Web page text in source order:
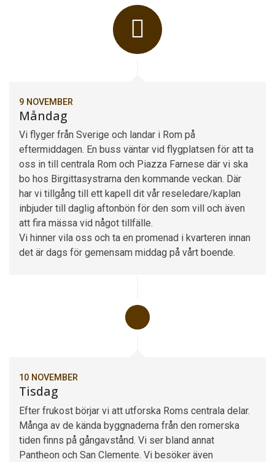
9 NOVEMBER
Måndag
Vi flyger från Sverige och landar i Rom på
eftermiddagen. En buss väntar vid flygplatsen för att ta
oss in till centrala Rom och Piazza Farnese där vi ska
bo hos Birgittasystrarna den kommande veckan. Där
har vi tillgång till ett kapell dit vår reseledare/kaplan
inbjuder till daglig aftonbön för den som vill och även
att fira mässa vid något tillfälle.
Vi hinner vila oss och ta en promenad i kvarteren innan
det är dags för gemensam middag på vårt boende.
10 NOVEMBER
Tisdag
Efter frukost börjar vi att utforska Roms centrala delar.
Många av de kända byggnaderna från den romerska
tiden finns på gångavstånd. Vi ser bland annat
Pantheon och San Clemente. Vi besöker även